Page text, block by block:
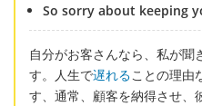
So sorry about keeping
自分がお客さんなら、私が
す。人生で遅れることの理由
す、通常、顧客を納得させ